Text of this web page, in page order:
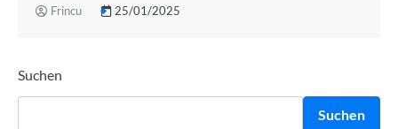
Frincu 25/01/2025
Suchen
Suchen